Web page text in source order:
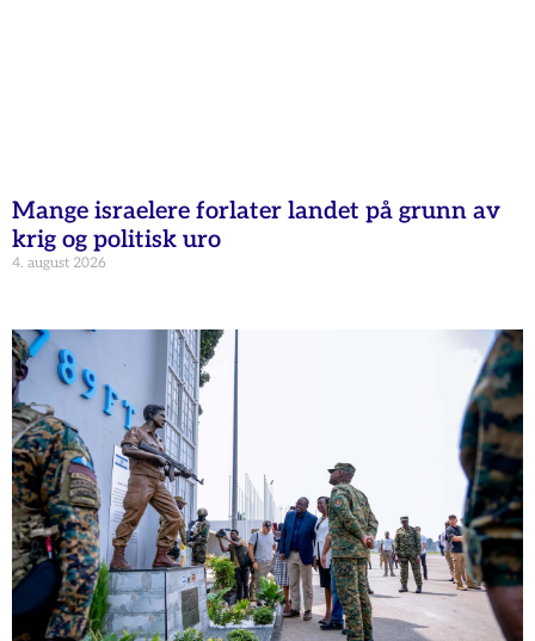
Mange israelere forlater landet på grunn av
krig og politisk uro
4. august 2026